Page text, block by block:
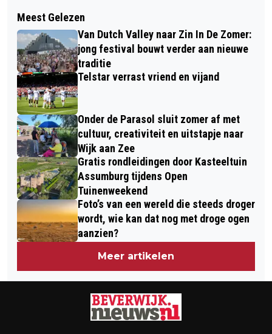
VANDAAG IN HET DUIN #28: OP ZOEK
NAAR DE BIJENORCHIS
MUD MASTERS TREKT IEDERE
SPORTIEVELING DIE NIET BANG IS OM
VIES TE WORDEN NAAR DE
HAARLEMMERMEER
Meest Gelezen
Van Dutch Valley naar Zin In De Zomer:
jong festival bouwt verder aan nieuwe
traditie
Telstar verrast vriend en vijand
Onder de Parasol sluit zomer af met
cultuur, creativiteit en uitstapje naar
Wijk aan Zee
Gratis rondleidingen door Kasteeltuin
Assumburg tijdens Open
Tuinenweekend
Foto’s van een wereld die steeds droger
wordt, wie kan dat nog met droge ogen
aanzien?
Meer artikelen